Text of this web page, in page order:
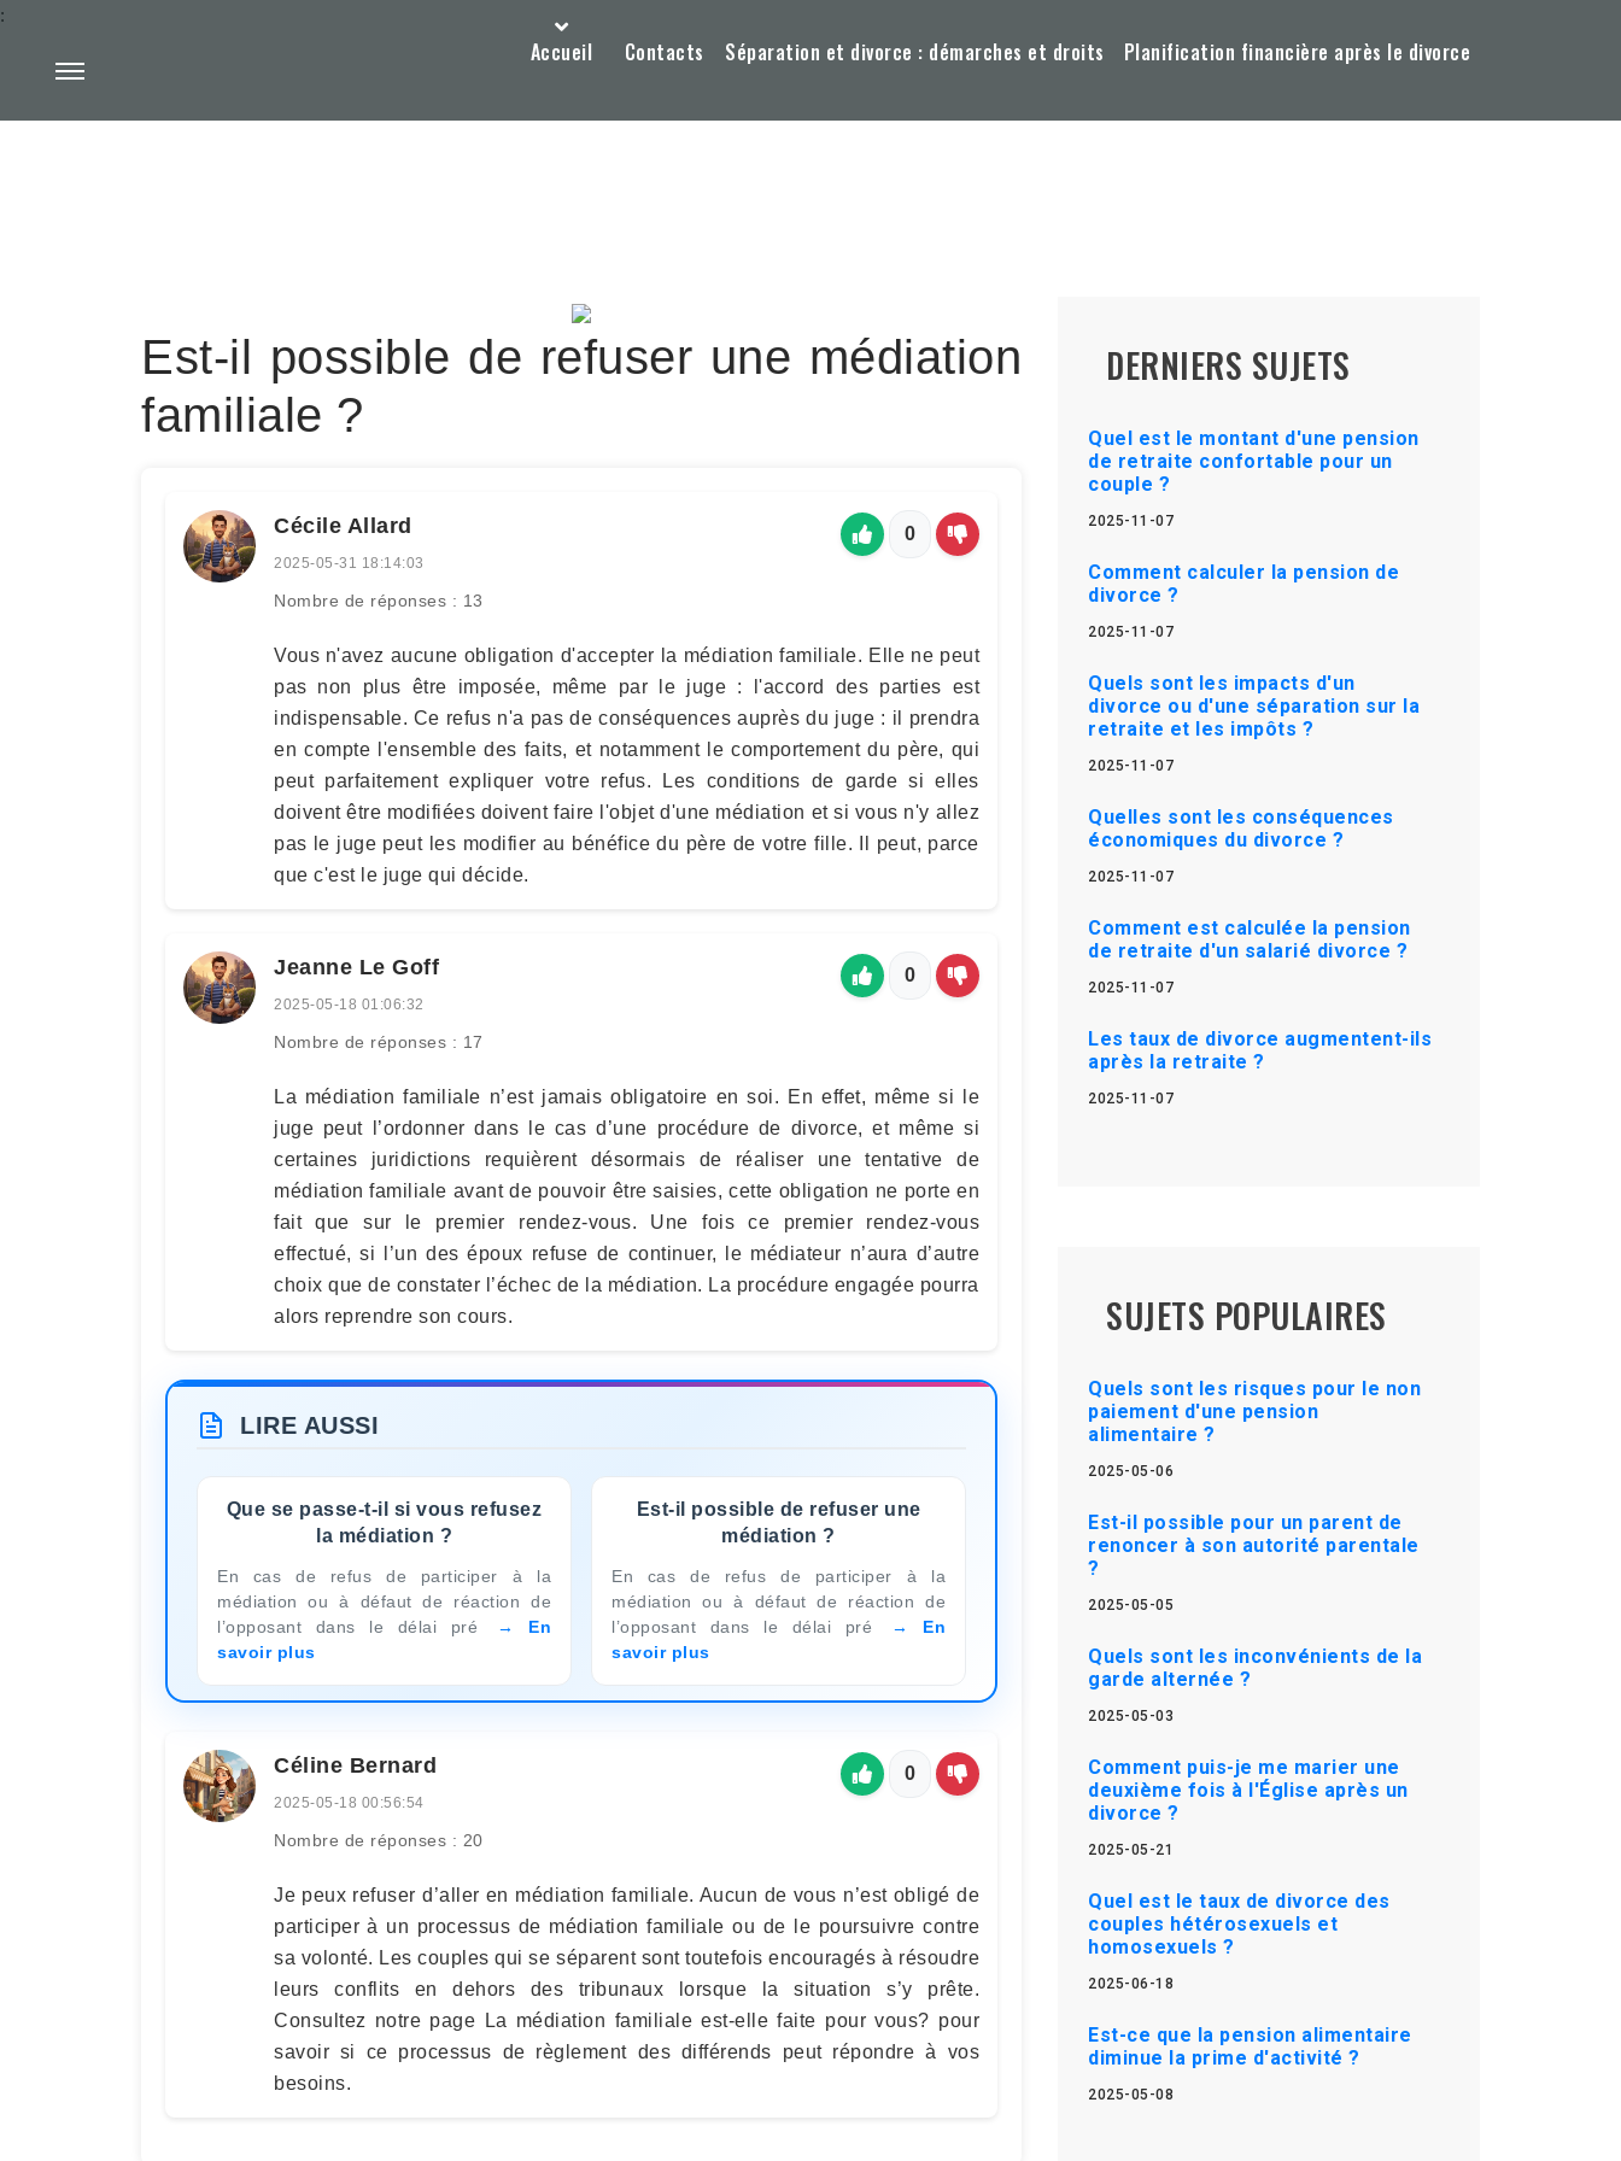
Accueil Contacts Séparation et divorce : démarches et droits Planification financière après le divorce
:
Est-il possible de refuser une médiation
familiale ?
Cécile Allard
2025-05-31 18:14:03
Nombre de réponses : 13
0
Vous n'avez aucune obligation d'accepter la médiation familiale. Elle ne peut
pas non plus être imposée, même par le juge : l'accord des parties est
indispensable. Ce refus n'a pas de conséquences auprès du juge : il prendra
en compte l'ensemble des faits, et notamment le comportement du père, qui
peut parfaitement expliquer votre refus. Les conditions de garde si elles
doivent être modifiées doivent faire l'objet d'une médiation et si vous n'y allez
pas le juge peut les modifier au bénéfice du père de votre fille. Il peut, parce
que c'est le juge qui décide.
Jeanne Le Goff
2025-05-18 01:06:32
Nombre de réponses : 17
0
La médiation familiale n’est jamais obligatoire en soi. En effet, même si le
juge peut l’ordonner dans le cas d’une procédure de divorce, et même si
certaines juridictions requièrent désormais de réaliser une tentative de
médiation familiale avant de pouvoir être saisies, cette obligation ne porte en
fait que sur le premier rendez-vous. Une fois ce premier rendez-vous
effectué, si l’un des époux refuse de continuer, le médiateur n’aura d’autre
choix que de constater l’échec de la médiation. La procédure engagée pourra
alors reprendre son cours.
LIRE AUSSI
Que se passe-t-il si vous refusez
la médiation ?
En cas de refus de participer à la
médiation ou à défaut de réaction de
l’opposant dans le délai pré
En
savoir plus
Est-il possible de refuser une
médiation ?
En cas de refus de participer à la
médiation ou à défaut de réaction de
l’opposant dans le délai pré
En
savoir plus
Céline Bernard
2025-05-18 00:56:54
Nombre de réponses : 20
0
Je peux refuser d’aller en médiation familiale. Aucun de vous n’est obligé de
participer à un processus de médiation familiale ou de le poursuivre contre
sa volonté. Les couples qui se séparent sont toutefois encouragés à résoudre
leurs conflits en dehors des tribunaux lorsque la situation s’y prête.
Consultez notre page La médiation familiale est-elle faite pour vous? pour
savoir si ce processus de règlement des différends peut répondre à vos
besoins.
DERNIERS SUJETS
Quel est le montant d'une pension
de retraite confortable pour un
couple ?
2025-11-07
Comment calculer la pension de
divorce ?
2025-11-07
Quels sont les impacts d'un
divorce ou d'une séparation sur la
retraite et les impôts ?
2025-11-07
Quelles sont les conséquences
économiques du divorce ?
2025-11-07
Comment est calculée la pension
de retraite d'un salarié divorce ?
2025-11-07
Les taux de divorce augmentent-ils
après la retraite ?
2025-11-07
SUJETS POPULAIRES
Quels sont les risques pour le non
paiement d'une pension
alimentaire ?
2025-05-06
Est-il possible pour un parent de
renoncer à son autorité parentale
?
2025-05-05
Quels sont les inconvénients de la
garde alternée ?
2025-05-03
Comment puis-je me marier une
deuxième fois à l'Église après un
divorce ?
2025-05-21
Quel est le taux de divorce des
couples hétérosexuels et
homosexuels ?
2025-06-18
Est-ce que la pension alimentaire
diminue la prime d'activité ?
2025-05-08